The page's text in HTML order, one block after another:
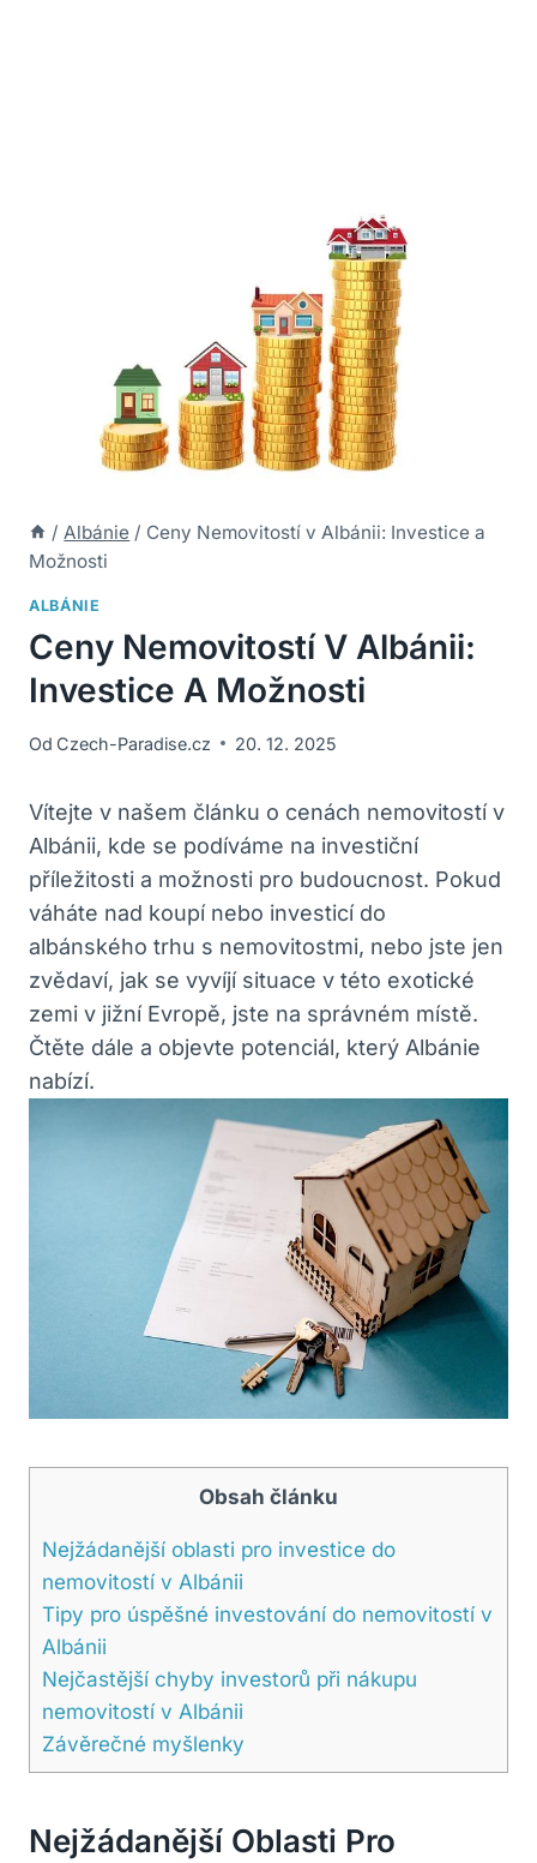
/ Albánie / Ceny Nemovitostí v Albánii: Investice a
Možnosti
ALBÁNIE
Ceny Nemovitostí V Albánii:
Investice A Možnosti
Od Czech-Paradise.cz 20. 12. 2025
Vítejte v našem článku o cenách nemovitostí v
Albánii, kde se podíváme na investiční
příležitosti a možnosti pro budoucnost. Pokud
váháte nad koupí nebo investicí do
albánského trhu s nemovitostmi, nebo jste jen
zvědaví, jak se vyvíjí situace v této exotické
zemi v jižní Evropě, jste na správném místě.
Čtěte dále a objevte potenciál, který Albánie
nabízí.
Obsah článku
Nejžádanější oblasti pro investice do
nemovitostí v Albánii
Tipy pro úspěšné investování do nemovitostí v
Albánii
Nejčastější chyby investorů při nákupu
nemovitostí v Albánii
Závěrečné myšlenky
Nejžádanější Oblasti Pro